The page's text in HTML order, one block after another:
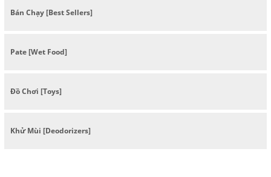
Bán Chạy [Best Sellers]
Pate [Wet Food]
Đồ Chơi [Toys]
Khử Mùi [Deodorizers]